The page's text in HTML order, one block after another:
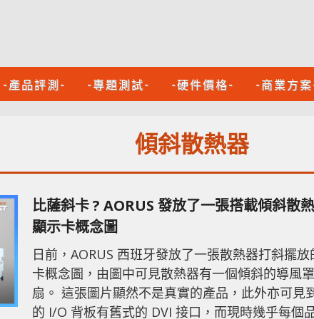
-產品評測- -專題測試- -硬件價格- -商業方
傾斜散熱器
比薩斜卡 ? AORUS 發放了一張搭載傾斜散
顯示卡概念圖
日前，AORUS 西班牙發放了一張散熱器打斜擺放
卡概念圖，由圖中可見散熱器有一個傾斜的導風
扇。 這張圖片顯然不是真實的產品，此外亦可見到背部
的 I/O 背板有舊式的 DVI 接口，而現時幾乎每個